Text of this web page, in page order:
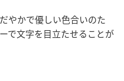
やかで優しい色合いのた
で文字を目立たせることが